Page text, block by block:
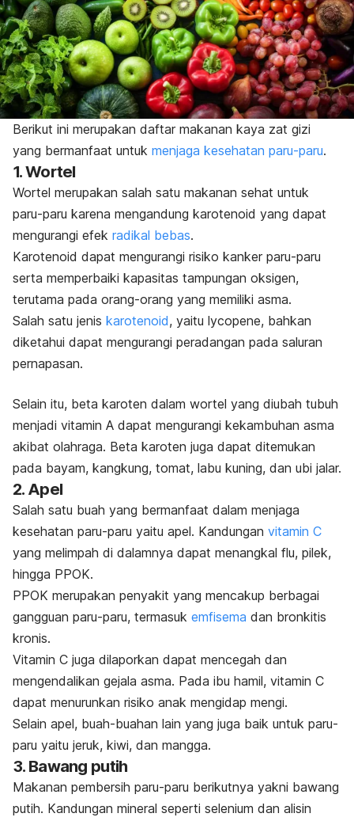
Berikut ini merupakan daftar makanan kaya zat gizi
yang bermanfaat untuk menjaga kesehatan paru-paru.
1. Wortel
Wortel merupakan salah satu makanan sehat untuk
paru-paru karena mengandung karotenoid yang dapat
mengurangi efek radikal bebas.
Karotenoid dapat mengurangi risiko kanker paru-paru
serta memperbaiki kapasitas tampungan oksigen,
terutama pada orang-orang yang memiliki asma.
Salah satu jenis karotenoid, yaitu lycopene, bahkan
diketahui dapat mengurangi peradangan pada saluran
pernapasan.
Selain itu, beta karoten dalam wortel yang diubah tubuh
menjadi vitamin A dapat mengurangi kekambuhan asma
akibat olahraga. Beta karoten juga dapat ditemukan
pada bayam, kangkung, tomat, labu kuning, dan ubi jalar.
2. Apel
Salah satu buah yang bermanfaat dalam menjaga
kesehatan paru-paru yaitu apel. Kandungan vitamin C
yang melimpah di dalamnya dapat menangkal flu, pilek,
hingga PPOK.
PPOK merupakan penyakit yang mencakup berbagai
gangguan paru-paru, termasuk emfisema dan bronkitis
kronis.
Vitamin C juga dilaporkan dapat mencegah dan
mengendalikan gejala asma. Pada ibu hamil, vitamin C
dapat menurunkan risiko anak mengidap mengi.
Selain apel, buah-buahan lain yang juga baik untuk paru-
paru yaitu jeruk, kiwi, dan mangga.
3. Bawang putih
Makanan pembersih paru-paru berikutnya yakni bawang
putih. Kandungan mineral seperti selenium dan alisin